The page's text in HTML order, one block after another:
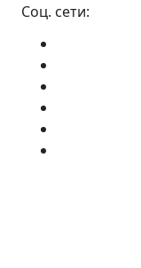
Соц. сети: